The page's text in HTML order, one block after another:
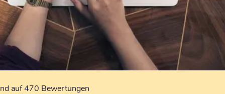
auf 470 Bewertungen